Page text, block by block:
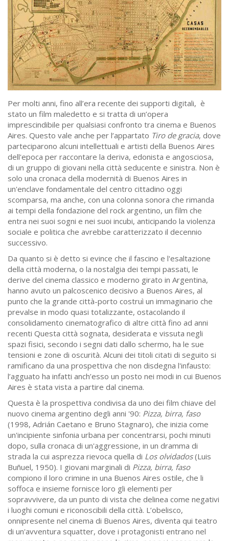
Per molti anni, fino all’era recente dei supporti digitali, è
stato un film maledetto e si tratta di un’opera
imprescindibile per qualsiasi confronto tra cinema e Buenos
Aires. Questo vale anche per l’appartato Tiro de gracia, dove
parteciparono alcuni intellettuali e artisti della Buenos Aires
dell'epoca per raccontare la deriva, edonista e angosciosa,
di un gruppo di giovani nella città seducente e sinistra. Non è
solo una cronaca della modernità di Buenos Aires in
un'enclave fondamentale del centro cittadino oggi
scomparsa, ma anche, con una colonna sonora che rimanda
ai tempi della fondazione del rock argentino, un film che
entra nei suoi sogni e nei suoi incubi, anticipando la violenza
sociale e politica che avrebbe caratterizzato il decennio
successivo.
Da quanto si è detto si evince che il fascino e l'esaltazione
della città moderna, o la nostalgia dei tempi passati, le
derive del cinema classico e moderno girato in Argentina,
hanno avuto un palcoscenico decisivo a Buenos Aires, al
punto che la grande città-porto costruì un immaginario che
prevalse in modo quasi totalizzante, ostacolando il
consolidamento cinematografico di altre città fino ad anni
recenti Questa città sognata, desiderata e vissuta negli
spazi fisici, secondo i segni dati dallo schermo, ha le sue
tensioni e zone di oscurità. Alcuni dei titoli citati di seguito si
ramificano da una prospettiva che non disdegna l'infausto:
l’agguato ha infatti anch’esso un posto nei modi in cui Buenos
Aires è stata vista a partire dal cinema.
Questa è la prospettiva condivisa da uno dei film chiave del
nuovo cinema argentino degli anni '90: Pizza, birra, faso
(1998, Adrián Caetano e Bruno Stagnaro), che inizia come
un'incipiente sinfonia urbana per concentrarsi, pochi minuti
dopo, sulla cronaca di un'aggressione, in un dramma di
strada la cui asprezza rievoca quella di Los olvidados(Luis
Buñuel, 1950). I giovani marginali di Pizza, birra, faso
compiono il loro crimine in una Buenos Aires ostile, che li
soffoca e insieme fornisce loro gli elementi per
sopravvivere, da un punto di vista che delinea come negativi
i luoghi comuni e riconoscibili della città. L’obelisco,
onnipresente nel cinema di Buenos Aires, diventa qui teatro
di un'avventura squatter, dove i protagonisti entrano nel